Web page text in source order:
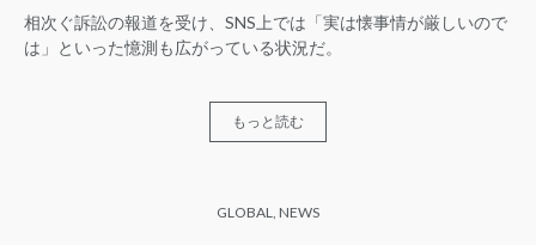
相次ぐ訴訟の報道を受け、SNS上では「実は懐事情が厳しいので
は」といった憶測も広がっている状況だ。
もっと読む
GLOBAL NEWS